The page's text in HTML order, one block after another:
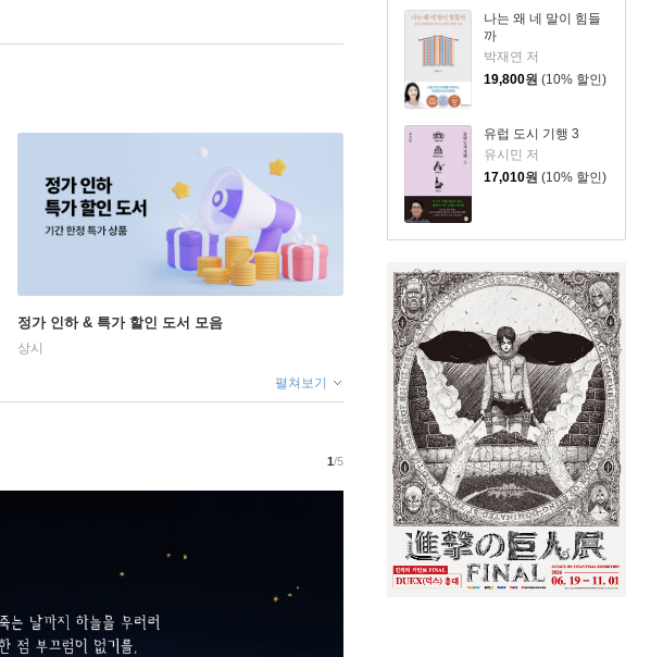
나는 왜 네 말이 힘들
까
박재연 저
19,800원 (10% 할인)
유럽 도시 기행 3
유시민 저
17,010원 (10% 할인)
정가 인하 & 특가 할인 도서 모음
상시
펼쳐보기
1/5